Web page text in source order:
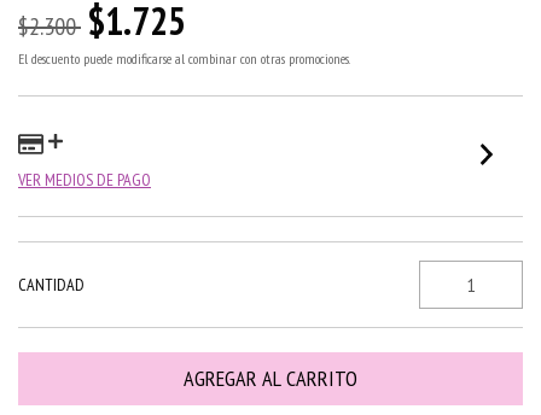
$2.300 $1.725
El descuento puede modificarse al combinar con otras promociones.
VER MEDIOS DE PAGO
CANTIDAD